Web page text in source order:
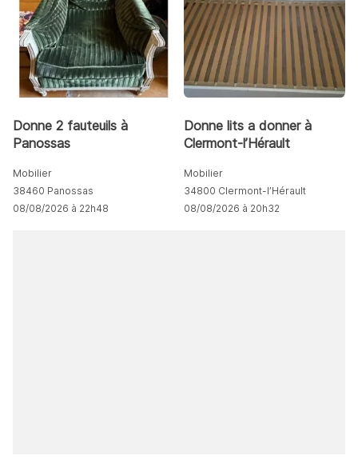
Donne 2 fauteuils à
Panossas
Mobilier
38460 Panossas
08/08/2026 à 22h48
Donne lits a donner à
Clermont-l’Hérault
Mobilier
34800 Clermont-l’Hérault
08/08/2026 à 20h32